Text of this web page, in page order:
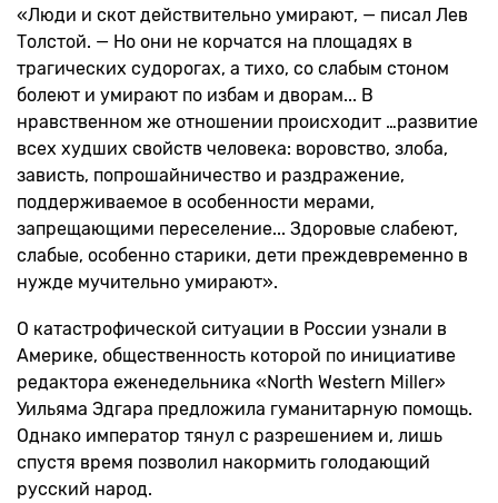
«Люди и скот действительно умирают, — писал Лев
Толстой. — Но они не корчатся на площадях в
трагических судорогах, а тихо, со слабым стоном
болеют и умирают по избам и дворам... В
нравственном же отношении происходит …развитие
всех худших свойств человека: воровство, злоба,
зависть, попрошайничество и раздражение,
поддерживаемое в особенности мерами,
запрещающими переселение... Здоровые слабеют,
слабые, особенно старики, дети преждевременно в
нужде мучительно умирают».
О катастрофической ситуации в России узнали в
Америке, общественность которой по инициативе
редактора еженедельника «North Western Miller»
Уильяма Эдгара предложила гуманитарную помощь.
Однако император тянул с разрешением и, лишь
спустя время позволил накормить голодающий
русский народ.